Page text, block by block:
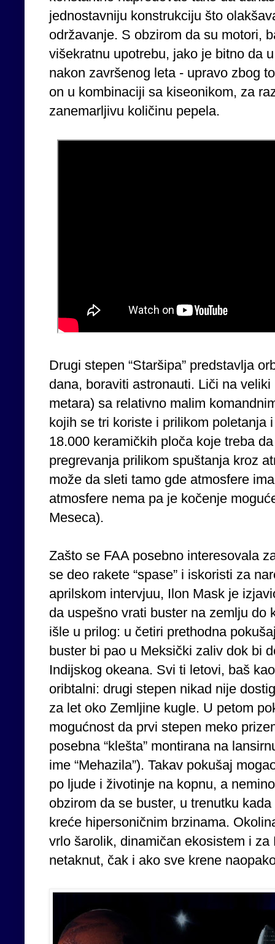
jednostavniju konstrukciju što
održavanje. S obzirom da su motori,
višekratnu upotrebu, jako je bitno da
nakon završenog leta - upravo zbog
on u kombinaciji sa kiseonikom, za
zanemarljivu količinu pepela.
Drugi stepen “Staršipa” predstavlja
dana, boraviti astronauti. Liči na
metara) sa relativno malim
kojih se tri koriste i prilikom poletanja
18.000 keramičkih ploča koje treba
pregrevanja prilikom spuštanja kroz
može da sleti tamo gde atmosfere
atmosfere nema pa je kočenje
Meseca).
Zašto se FAA posebno interesovala
se deo rakete “spase” i iskoristi za
aprilskom intervjuu, Ilon Mask je
da uspešno vrati buster na zemlju do
išle u prilog: u četiri prethodna
buster bi pao u Meksički zaliv dok bi
Indijskog okeana. Svi ti letovi, baš
oribtalni: drugi stepen nikad nije
za let oko Zemljine kugle. U petom
mogućnost da prvi stepen meko
posebna “klešta” montirana na
ime “Mehazila”). Takav pokušaj
po ljude i životinje na kopnu, a
obzirom da se buster, u trenutku
kreće hipersoničnim brzinama.
vrlo šarolik, dinamičan ekosistem i
netaknut, čak i ako sve krene